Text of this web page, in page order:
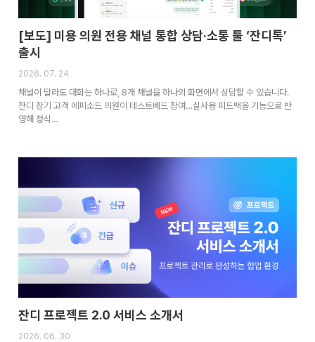
[보도] 미용 의원 전용 채널 통합 상담·소통 툴 ‘잔디톡’
출시
2026. 07. 24
채널이 달라도 대화는 하나로, 8개 채널을 하나의 화면에서 상담할 수 있습니다.
잔디 장기 고객 에피소드 의원이 테스트베드 참여…실사용 피드백을 기능으로 반
영해 정식…
잔디 프로젝트 2.0 서비스 소개서
2026. 06. 30